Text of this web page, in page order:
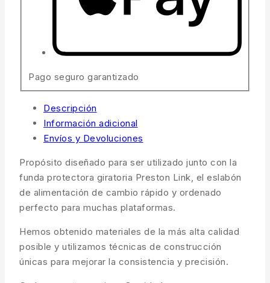
Pago seguro garantizado
Descripción
Información adicional
Envíos y Devoluciones
Propósito diseñado para ser utilizado junto con la
funda protectora giratoria Preston Link, el eslabón
de alimentación de cambio rápido y ordenado
perfecto para muchas plataformas.
Hemos obtenido materiales de la más alta calidad
posible y utilizamos técnicas de construcción
únicas para mejorar la consistencia y precisión.